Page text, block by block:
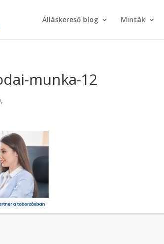
Álláskereső blog Minták
munka-12